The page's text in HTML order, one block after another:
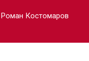
Роман Костомаров